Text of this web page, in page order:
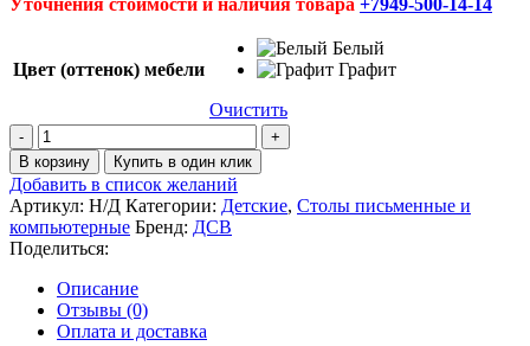
Уточнения стоимости и наличия товара +7949-500-14-14
Цвет (оттенок) мебели
Белый
Графит
Очистить
Количество
товара
Стол
Мори
МС-6/3
левый
В корзину Купить в один клик
Добавить в список желаний
Артикул: Н/Д Категории: Детские, Столы письменные и
компьютерные Бренд: ДСВ
Поделиться:
Описание
Отзывы (0)
Оплата и доставка